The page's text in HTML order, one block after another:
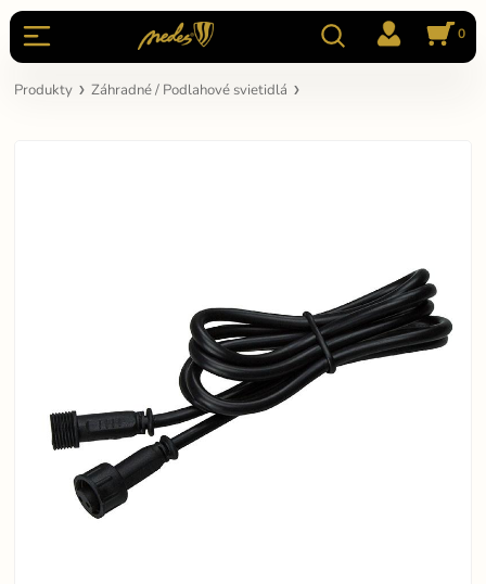
0
Produkty Záhradné / Podlahové svietidlá